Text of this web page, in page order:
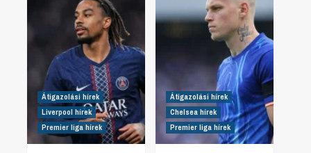
Átigazolási hírek
Liverpool hírek
Premier liga hírek
Átigazolási hírek
Chelsea hírek
Premier liga hírek